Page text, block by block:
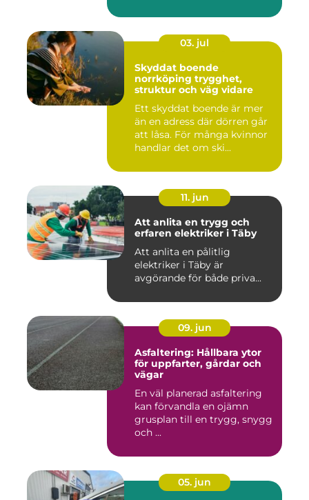
03. jul
Skyddat boende
norrköping trygghet,
struktur och väg vidare
Ett skyddat boende är mer
än en adress där dörren går
att låsa. För många kvinnor
handlar det om ski...
11. jun
Att anlita en trygg och
erfaren elektriker i Täby
Att anlita en pålitlig
elektriker i Täby är
avgörande för både priva...
09. jun
Asfaltering: Hållbara ytor
för uppfarter, gårdar och
vägar
En väl planerad asfaltering
kan förvandla en ojämn
grusplan till en trygg, snygg
och ...
05. jun